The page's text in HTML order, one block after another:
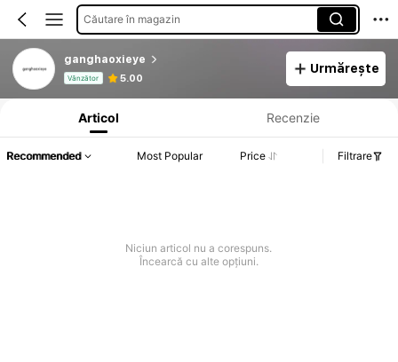
Căutare în magazin
ganghaoxieye
Vânzător 5.00
Urmărește
Informații despre produs: Divulgarea prețului, detalii privind vânzările și stocul.
Articol Recenzie
Recommended Most Popular Price Filtrare
Niciun articol nu a corespuns.
Încearcă cu alte opțiuni.